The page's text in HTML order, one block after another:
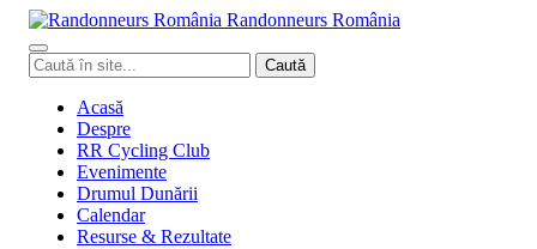
Randonneurs România
Caută
în
Caută
Acasă
Despre
RR Cycling Club
Evenimente
Drumul Dunării
Calendar
Resurse & Rezultate